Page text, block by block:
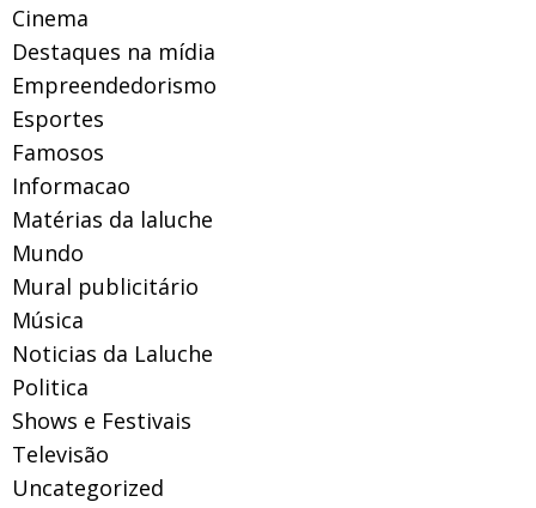
Cinema
Destaques na mídia
Empreendedorismo
Esportes
Famosos
Informacao
Matérias da laluche
Mundo
Mural publicitário
Música
Noticias da Laluche
Politica
Shows e Festivais
Televisão
Uncategorized